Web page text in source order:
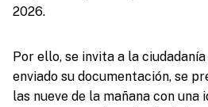
2026.
Por ello, se invita a la
enviado su documentación, se
las nueve de la mañana con